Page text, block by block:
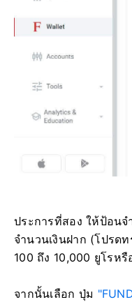
ประการที่สอง ให้ป้อน
จำนวนเงินฝาก (โปรด
100 ถึง 10,000 ยูโรหรื
จากนั้นเลือก ปุ่ม